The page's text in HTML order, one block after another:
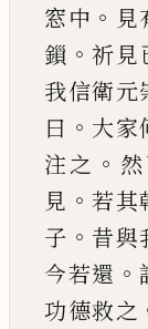
窓中 。 見
鎻 。祈見
我信衛元
曰 。 大家
注之 。 然
見 。若其
子 。 昔與
今若還 。
功德救之